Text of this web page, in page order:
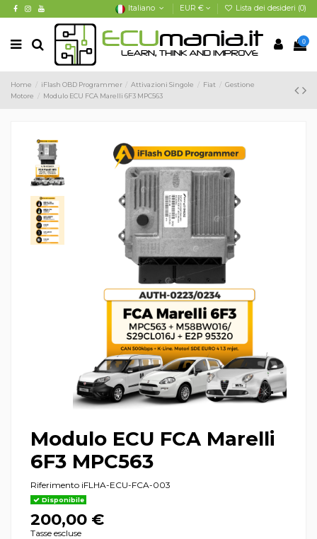
Italiano EUR € Lista dei desideri (0)
0
Home iFlash OBD Programmer Attivazioni Singole Fiat
Gestione
Motore
Modulo ECU FCA Marelli 6F3 MPC563
Modulo ECU FCA Marelli
6F3 MPC563
Riferimento iFLHA-ECU-FCA-003
Disponibile
200,00 €
Tasse escluse